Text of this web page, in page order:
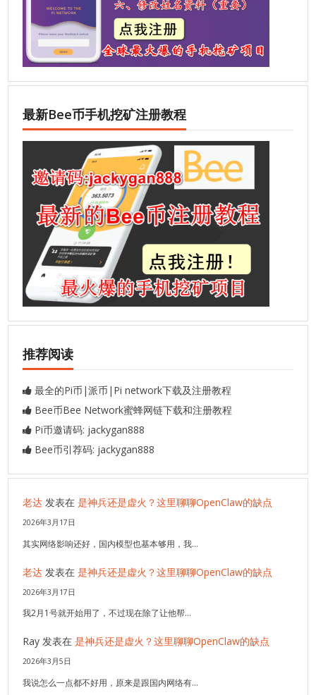
最新Bee币手机挖矿注册教程
推荐阅读
最全的Pi币|派币|Pi network下载及注册教程
Bee币Bee Network蜜蜂网链下载和注册教程
Pi币邀请码: jackygan888
Bee币引荐码: jackygan888
老达 发表在是神兵还是虚火？这里聊聊OpenClaw的缺点
2026年3月17日
其实网络影响还好，国内模型也基本够用，我…
老达 发表在是神兵还是虚火？这里聊聊OpenClaw的缺点
2026年3月17日
我2月1号就开始用了，不过现在除了让他帮…
Ray 发表在是神兵还是虚火？这里聊聊OpenClaw的缺点
2026年3月5日
我说怎么一点都不好用，原来是跟国内网络有…